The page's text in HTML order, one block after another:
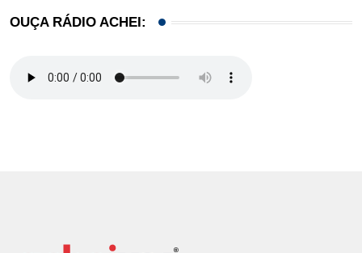
OUÇA RÁDIO ACHEI: